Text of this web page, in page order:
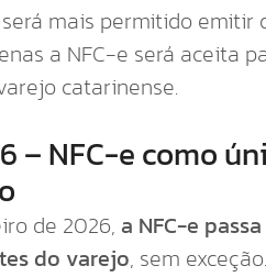
mais permitido emitir
a NFC-e será aceita
catarinense.
– NFC-e como
de 2026, a NFC-e
do varejo, sem exceção.